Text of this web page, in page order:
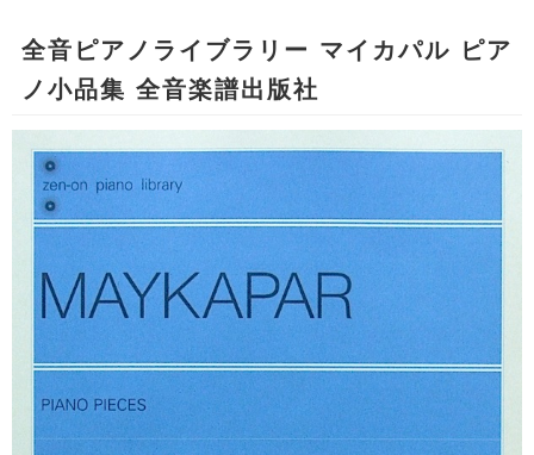
全音ピアノライブラリー マイカパル ピア
ノ小品集 全音楽譜出版社